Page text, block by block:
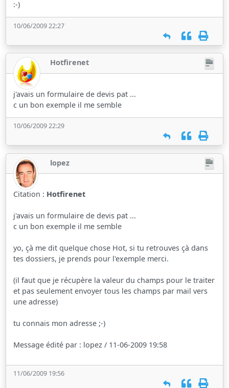
:-)
10/06/2009 22:27
Hotfirenet
j'avais un formulaire de devis pat ...
c un bon exemple il me semble
10/06/2009 22:29
lopez
Citation : Hotfirenet
j'avais un formulaire de devis pat ...
c un bon exemple il me semble
yo, çà me dit quelque chose Hot, si tu retrouves çà dans
tes dossiers, je prends pour l'exemple merci.
(il faut que je récupère la valeur du champs pour le traiter
et pas seulement envoyer tous les champs par mail vers
une adresse)
tu connais mon adresse ;-)
Message édité par : lopez / 11-06-2009 19:58
11/06/2009 19:56